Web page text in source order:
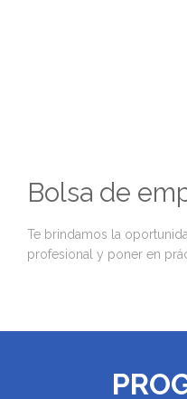
Bolsa de
Te brindamos la
profesional y poner en